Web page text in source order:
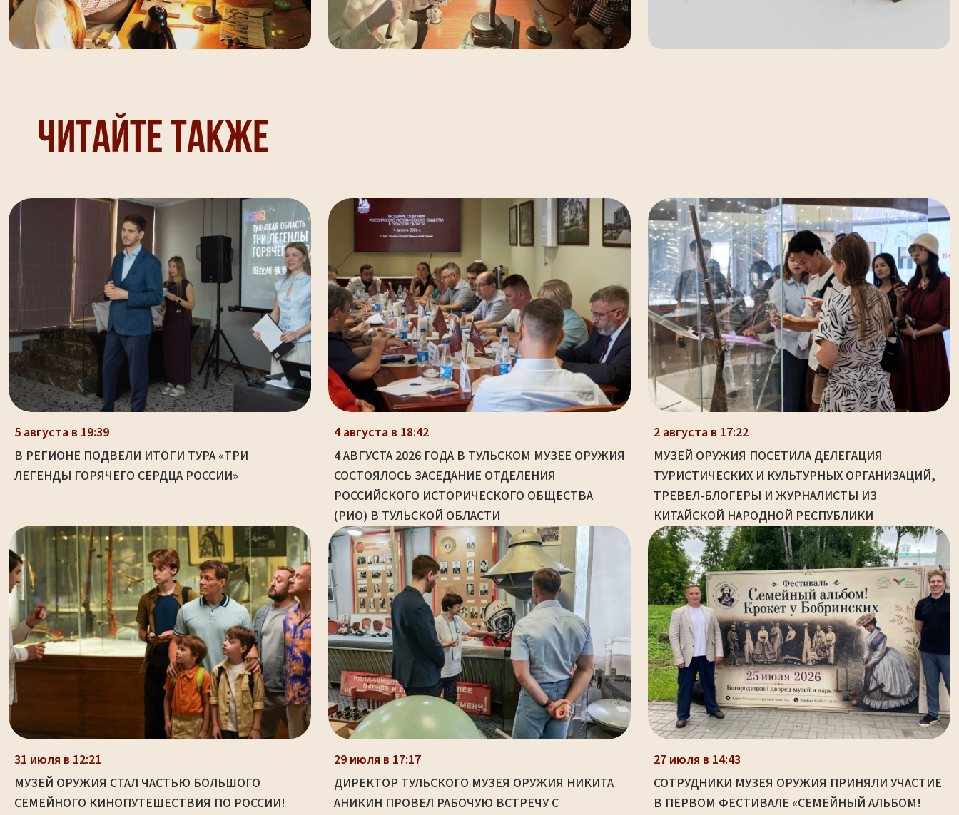
Читайте также
5 августа в 19:39
В РЕГИОНЕ ПОДВЕЛИ ИТОГИ ТУРА «ТРИ
ЛЕГЕНДЫ ГОРЯЧЕГО СЕРДЦА РОССИИ»
4 августа в 18:42
4 АВГУСТА 2026 ГОДА В ТУЛЬСКОМ МУЗЕЕ ОРУЖИЯ
СОСТОЯЛОСЬ ЗАСЕДАНИЕ ОТДЕЛЕНИЯ
РОССИЙСКОГО ИСТОРИЧЕСКОГО ОБЩЕСТВА
(РИО) В ТУЛЬСКОЙ ОБЛАСТИ
2 августа в 17:22
МУЗЕЙ ОРУЖИЯ ПОСЕТИЛА ДЕЛЕГАЦИЯ
ТУРИСТИЧЕСКИХ И КУЛЬТУРНЫХ ОРГАНИЗАЦИЙ,
ТРЕВЕЛ-БЛОГЕРЫ И ЖУРНАЛИСТЫ ИЗ
КИТАЙСКОЙ НАРОДНОЙ РЕСПУБЛИКИ
31 июля в 12:21
МУЗЕЙ ОРУЖИЯ СТАЛ ЧАСТЬЮ БОЛЬШОГО
СЕМЕЙНОГО КИНОПУТЕШЕСТВИЯ ПО РОССИИ!
29 июля в 17:17
ДИРЕКТОР ТУЛЬСКОГО МУЗЕЯ ОРУЖИЯ НИКИТА
АНИКИН ПРОВЕЛ РАБОЧУЮ ВСТРЕЧУ С
27 июля в 14:43
СОТРУДНИКИ МУЗЕЯ ОРУЖИЯ ПРИНЯЛИ УЧАСТИЕ
В ПЕРВОМ ФЕСТИВАЛЕ «СЕМЕЙНЫЙ АЛЬБОМ!